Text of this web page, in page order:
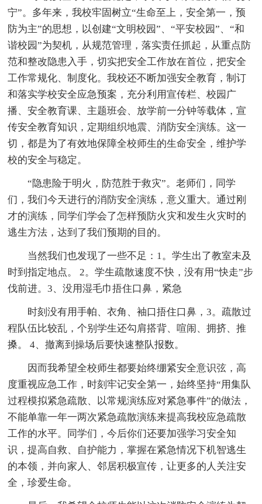
宁”。多年来，我校牢固树立“生命至上，安全第一，预
防为主”的思想，以创建“文明校园”、“平安校园”、“和
谐校园”为契机，从规范管理，落实责任抓起，从重点防
范和整改隐患入手，切实把安全工作放在首位，把安全
工作常规化、制度化。我校还不断加强安全教育，制订
和落实学校安全应急预案，充分利用宣传栏、校园广
播、安全教育课、主题班会、放学前一分钟等载体，宣
传安全教育知识，定期组织地震、消防安全演练。这一
切，都是为了有效地保障全校师生的生命安全，维护学
校的安全与稳定。
“隐患险于明火，防范胜于救灾”。老师们，同学
们，我们今天进行的消防安全演练，意义重大。通过刚
才的演练，同学们学会了怎样预防火灾和发生火灾时的
逃生方法，达到了我们预期的目的。
当然我们也发现了一些不足：1。学生出了教室未及
时到指定地点。 2。学生疏散速度不快，没有用“快走”步
伐前进。3、没用湿毛巾捂住口鼻，紧急
时刻没有用手帕、衣角、袖口捂住口鼻，3。疏散过
程队伍比较乱，个别学生还勾肩搭背、喧闹、拥挤、推
搡。 4、撤离到操场后要快速整队报数。
因而我希望全校师生都要始终绷紧安全意识弦，高
度重视应急工作，时刻牢记安全第一，始终坚持“用集队
过程模拟紧急疏散、以常规演练应对紧急事件”的做法，
不能单靠一年一两次紧急疏散演练来提高我校应急疏散
工作的水平。同学们，今后你们还要加强学习安全知
识，提高自救、自护能力，掌握在紧急情况下机智逃生
的本领，并向家人、邻居积极宣传，让更多的人关注安
全，珍爱生命。